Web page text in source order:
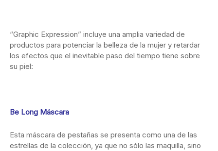
“Graphic Expression” incluye una amplia variedad de
productos para potenciar la belleza de la mujer y retardar
los efectos que el inevitable paso del tiempo tiene sobre
su piel:
Be Long Máscara
Esta máscara de pestañas se presenta como una de las
estrellas de la colección, ya que no sólo las maquilla, sino